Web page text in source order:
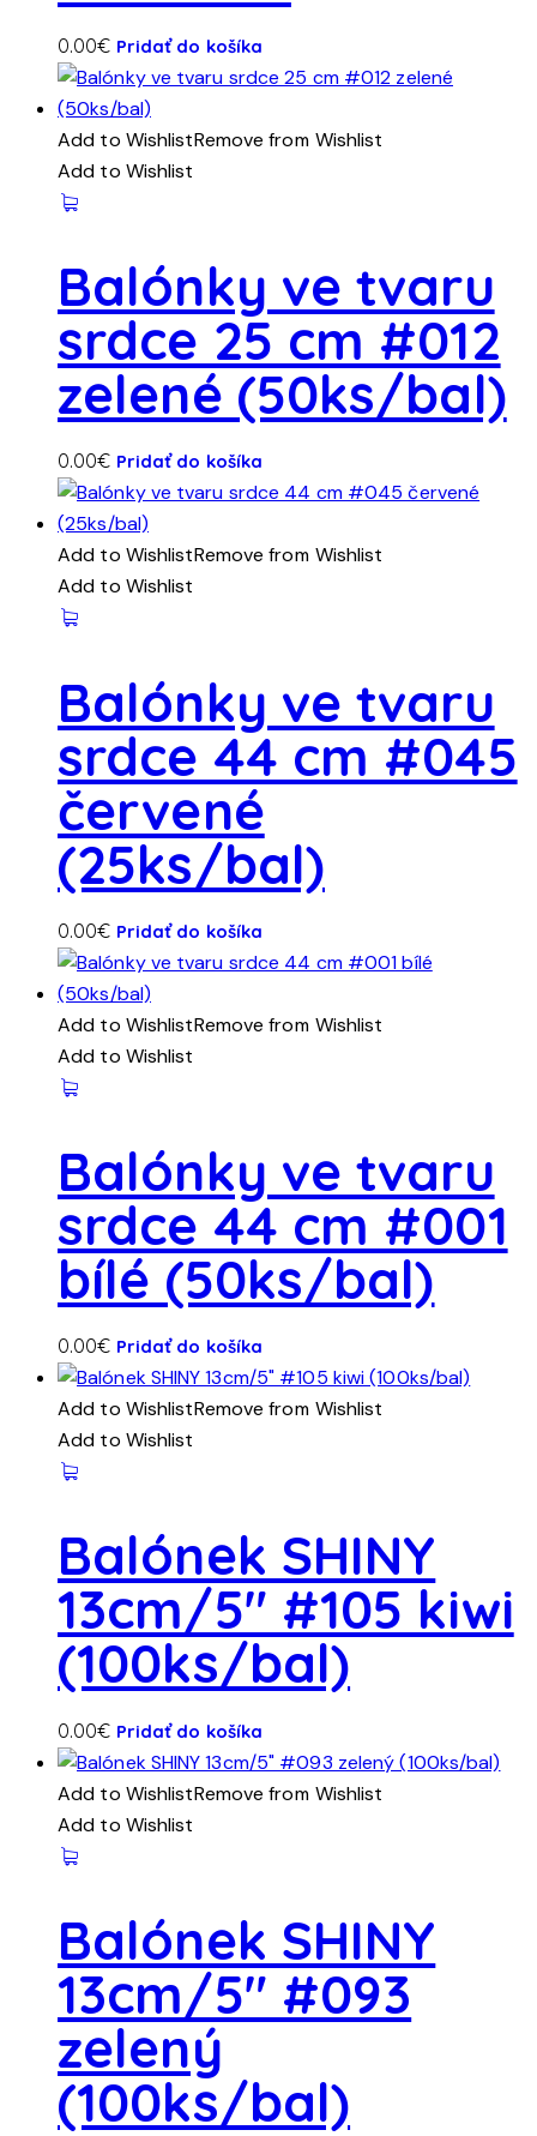
0.00€ Pridať do košíka
Add to WishlistRemove from Wishlist
Add to Wishlist
Balónky ve tvaru
srdce 25 cm #012
zelené (50ks/bal)
0.00€ Pridať do košíka
Add to WishlistRemove from Wishlist
Add to Wishlist
Balónky ve tvaru
srdce 44 cm #045
červené
(25ks/bal)
0.00€ Pridať do košíka
Add to WishlistRemove from Wishlist
Add to Wishlist
Balónky ve tvaru
srdce 44 cm #001
bílé (50ks/bal)
0.00€ Pridať do košíka
Add to WishlistRemove from Wishlist
Add to Wishlist
Balónek SHINY
13cm/5″ #105 kiwi
(100ks/bal)
0.00€ Pridať do košíka
Add to WishlistRemove from Wishlist
Add to Wishlist
Balónek SHINY
13cm/5″ #093
zelený
(100ks/bal)